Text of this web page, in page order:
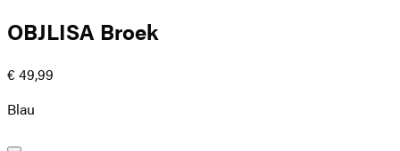
OBJLISA Broek
€ 49,99
Blau